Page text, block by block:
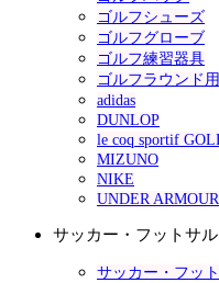
ゴルフシューズ
ゴルフグローブ
ゴルフ練習器具
ゴルフラウンド
adidas
DUNLOP
le coq sportif
MIZUNO
NIKE
UNDER ARMOUR
サッカー・フットサル
サッカー・フッ